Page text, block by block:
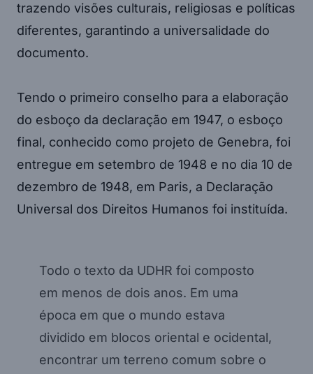
trazendo visões culturais, religiosas e políticas
diferentes, garantindo a universalidade do
documento.
Tendo o primeiro conselho para a elaboração
do esboço da declaração em 1947, o esboço
final, conhecido como projeto de Genebra, foi
entregue em setembro de 1948 e no dia 10 de
dezembro de 1948, em Paris, a Declaração
Universal dos Direitos Humanos foi instituída.
Todo o texto da UDHR foi composto
em menos de dois anos. Em uma
época em que o mundo estava
dividido em blocos oriental e ocidental,
encontrar um terreno comum sobre o